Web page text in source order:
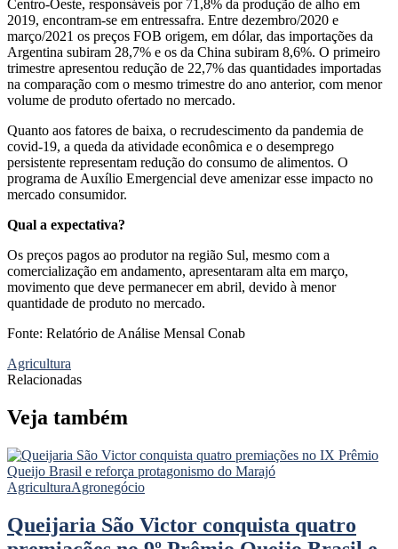
Centro-Oeste, responsáveis por 71,8% da produção de alho em
2019, encontram-se em entressafra. Entre dezembro/2020 e
março/2021 os preços FOB origem, em dólar, das importações da
Argentina subiram 28,7% e os da China subiram 8,6%. O primeiro
trimestre apresentou redução de 22,7% das quantidades importadas
na comparação com o mesmo trimestre do ano anterior, com menor
volume de produto ofertado no mercado.
Quanto aos fatores de baixa, o recrudescimento da pandemia de
covid-19, a queda da atividade econômica e o desemprego
persistente representam redução do consumo de alimentos. O
programa de Auxílio Emergencial deve amenizar esse impacto no
mercado consumidor.
Qual a expectativa?
Os preços pagos ao produtor na região Sul, mesmo com a
comercialização em andamento, apresentaram alta em março,
movimento que deve permanecer em abril, devido à menor
quantidade de produto no mercado.
Fonte: Relatório de Análise Mensal Conab
Agricultura
Relacionadas
Veja também
AgriculturaAgronegócio
Queijaria São Victor conquista quatro